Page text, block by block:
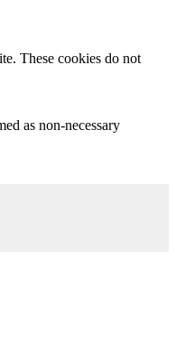
These cookies do not
as non-necessary